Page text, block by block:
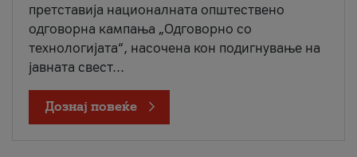
претставија националната општествено
одговорна кампања „Одговорно со
технологијата“, насочена кон подигнување на
јавната свест...
Дознај повеќе